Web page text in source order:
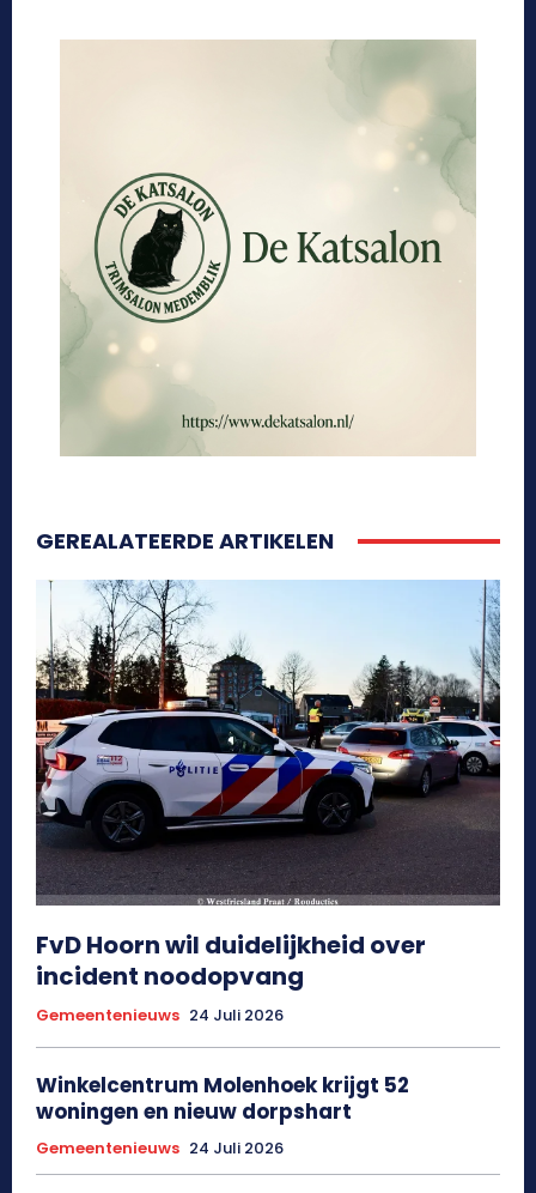
GEREALATEERDE ARTIKELEN
FvD Hoorn wil duidelijkheid over
incident noodopvang
Gemeentenieuws 24 Juli 2026
Winkelcentrum Molenhoek krijgt 52
woningen en nieuw dorpshart
Gemeentenieuws 24 Juli 2026